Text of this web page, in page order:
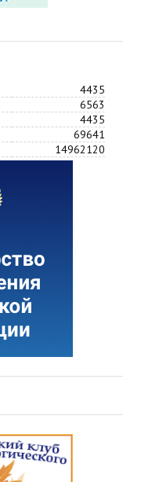
4435
6563
4435
69641
14962120